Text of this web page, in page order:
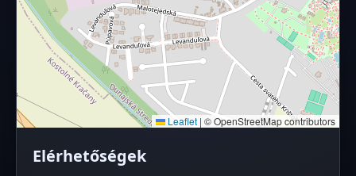
Leaflet | © OpenStreetMap contributors
Elérhetőségek